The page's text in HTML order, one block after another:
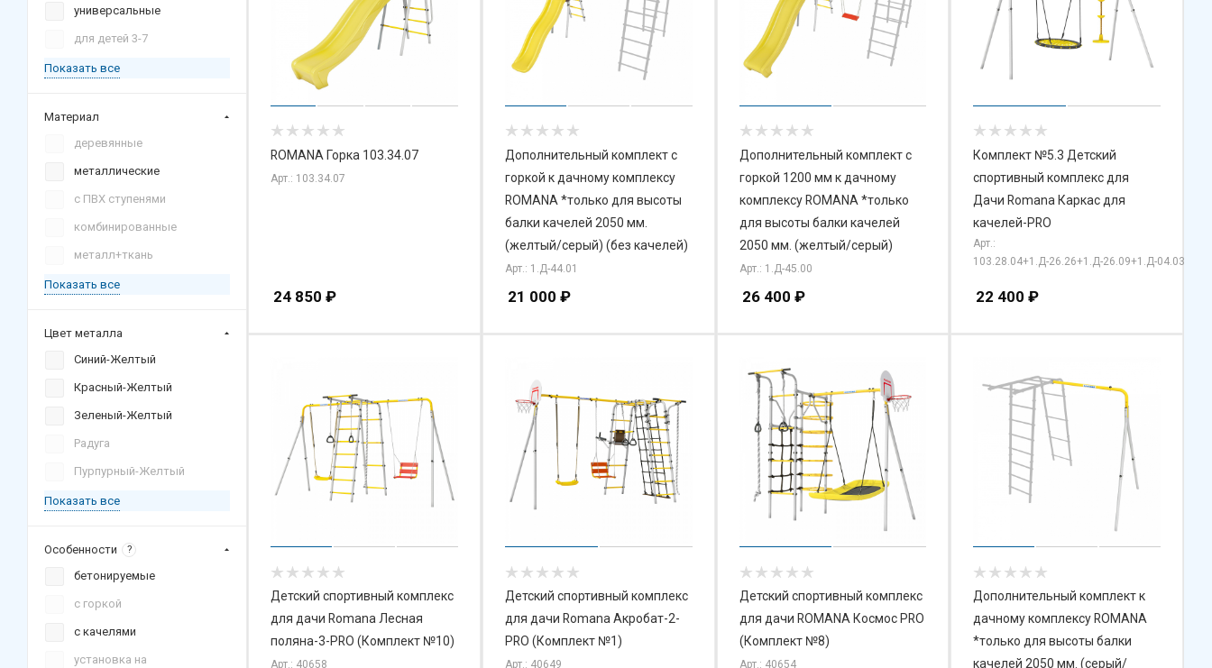
ROMANA Горка 103.34.07
Арт.: 103.34.07
24 850 ₽
Дополнительный комплект с
горкой к дачному комплексу
ROMANA *только для высоты
балки качелей 2050 мм.
(желтый/серый) (без качелей)
Арт.: 1.Д-44.01
21 000 ₽
Дополнительный комплект с
горкой 1200 мм к дачному
комплексу ROMANA *только
для высоты балки качелей
2050 мм. (желтый/серый)
Арт.: 1.Д-45.00
26 400 ₽
Комплект №5.3 Детский
спортивный комплекс для
Дачи Romana Каркас для
качелей-PRO
Арт.:
103.28.04+1.Д-26.26+1.Д-26.09+1.Д-04.03
22 400 ₽
Детский спортивный комплекс
для дачи Romana Лесная
поляна-3-PRO (Комплект №10)
Арт.: 40658
Детский спортивный комплекс
для дачи Romana Акробат-2-
PRO (Комплект №1)
Арт.: 40649
Детский спортивный комплекс
для дачи ROMANA Космос PRO
(Комплект №8)
Арт.: 40654
Дополнительный комплект к
дачному комплексу ROMANA
*только для высоты балки
качелей 2050 мм. (серый/
универсальные
для детей 3-7
Показать все
Материал
деревянные
металлические
с ПВХ ступенями
комбинированные
металл+ткань
Показать все
Цвет металла
Синий-Желтый
Красный-Желтый
Зеленый-Желтый
Радуга
Пурпурный-Желтый
Показать все
Особенности ?
бетонируемые
с горкой
с качелями
установка на